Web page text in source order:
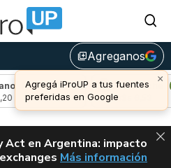
library_addAgreganos
×
Agregá iProUP a tus fuentes
preferidas en Google
(-0,35%)
Avalanche
u$s 6,53
ALERTAen Argentina: impacto
CLARITY ACT EN
Más información